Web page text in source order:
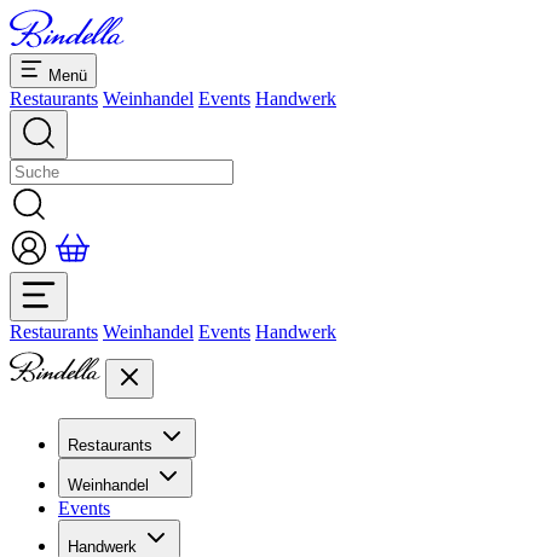
Menü
Restaurants Weinhandel Events Handwerk
Restaurants Weinhandel Events Handwerk
Restaurants
Übersicht Restaurants
Bankette & Events
Dolcezze
Weinhandel
Übersicht
Sortiment
Events
Handwerk